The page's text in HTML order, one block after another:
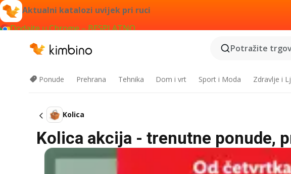
Aktualni katalozi uvijek pri ruci
Dodajte u Chrome – BESPLATNO
Potražite
Ponude Prehrana Tehnika Dom i vrt Sport i Moda Zdravlje i
Kolica
Kolica akcija - trenutne ponude,